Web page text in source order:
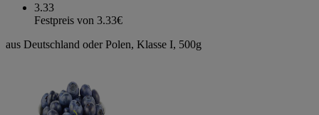
3.33
Festpreis von 3.33€
aus Deutschland oder Polen, Klasse I, 500g